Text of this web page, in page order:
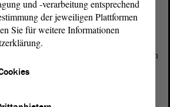
A
der Abgeordneten mit
in den Ausschüssen statt. Sie bereiten
vor und geben
ab.
und -verarbeitung entsprechend
der jeweiligen Plattformen
Sie für weitere Informationen